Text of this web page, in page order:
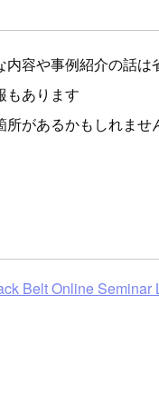
容や事例紹介の話は
もあります
があるかもしれま
Belt Online Seminar